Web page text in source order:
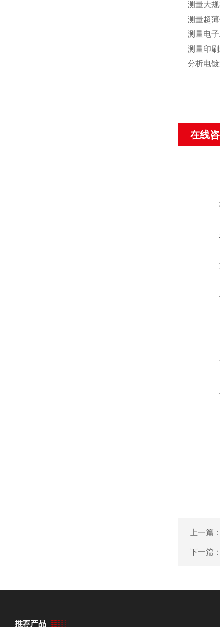
测量大
测量超
测量电
测量印
分析电
在线
上一篇
下一篇
推荐产品